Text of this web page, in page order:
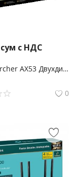
сум с НДС
TP-Link Archer AX53 Двухдиапазонный гигабитный Wi‑Fi роутер AX3000 с поддержкой Mesh
0